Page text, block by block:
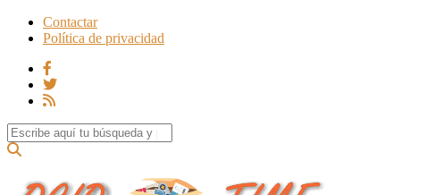
Contactar
Política de privacidad
Search for: